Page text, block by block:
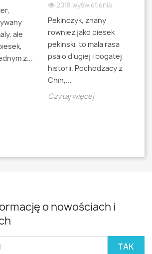
ale
z...
2018 wyświetlenia
Pekinczyk, znany
rowniez jako piesek
pekinski, to mala rasa
psa o dlugiej i bogatej
historii. Pochodzacy z
Chin,...
Czytaj więcej
o nowościach i